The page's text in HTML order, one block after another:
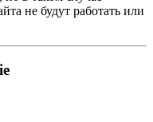
не будут работать или